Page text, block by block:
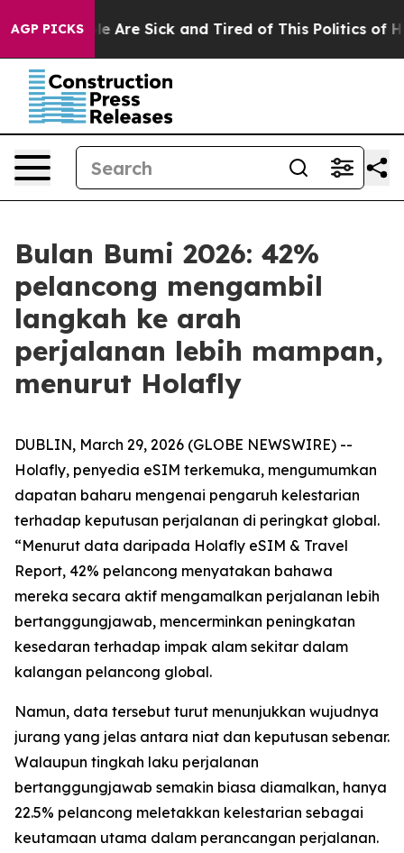
AGP PICKS
“People Are Sick and Tired of This Politics of
Bulan Bumi 2026: 42%
pelancong mengambil
langkah ke arah
perjalanan lebih mampan,
menurut Holafly
DUBLIN, March 29, 2026 (GLOBE NEWSWIRE) --
Holafly, penyedia eSIM terkemuka, mengumumkan
dapatan baharu mengenai pengaruh kelestarian
terhadap keputusan perjalanan di peringkat global.
“Menurut data daripada Holafly eSIM & Travel
Report, 42% pelancong menyatakan bahawa
mereka secara aktif mengamalkan perjalanan lebih
bertanggungjawab, mencerminkan peningkatan
kesedaran terhadap impak alam sekitar dalam
kalangan pelancong global.
Namun, data tersebut turut menunjukkan wujudnya
jurang yang jelas antara niat dan keputusan sebenar.
Walaupun tingkah laku perjalanan
bertanggungjawab semakin biasa diamalkan, hanya
22.5% pelancong meletakkan kelestarian sebagai
keutamaan utama dalam perancangan perjalanan.